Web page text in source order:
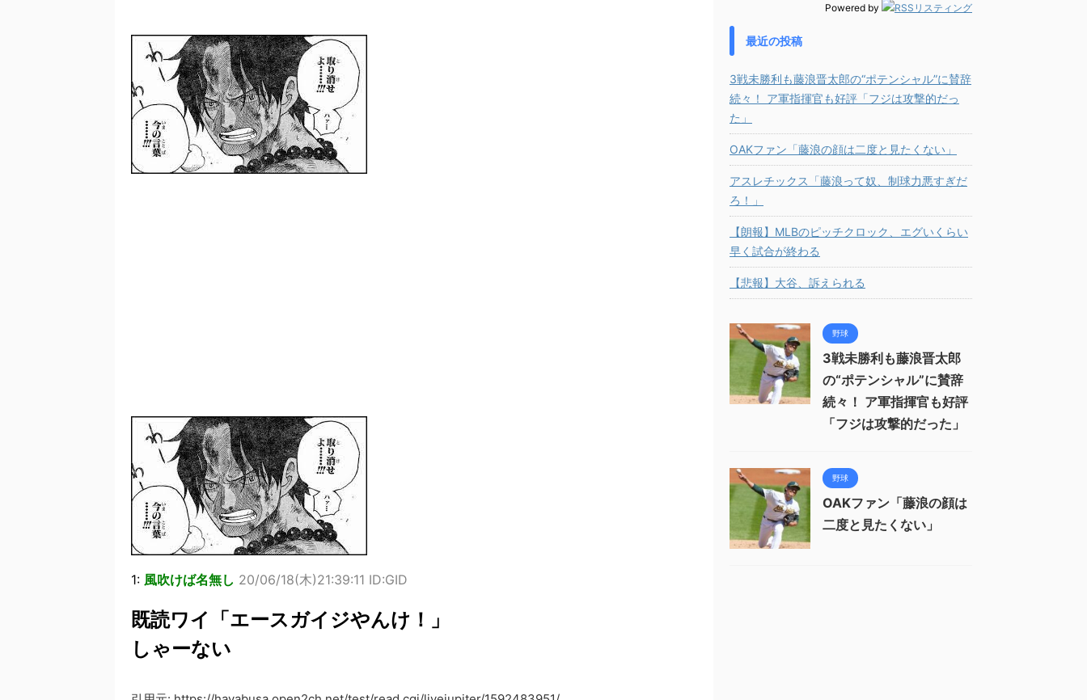
1: 風吹けば名無し 20/06/18(木)21:39:11 ID:GID
既読ワイ「エースガイジやんけ！」
しゃーない
Powered by
最近の投稿
3戦未勝利も藤浪晋太郎の“ポテンシャル”に賛辞
続々！ ア軍指揮官も好評「フジは攻撃的だっ
た」
OAKファン「藤浪の顔は二度と見たくない」
アスレチックス「藤浪って奴、制球力悪すぎだ
ろ！」
【朗報】MLBのピッチクロック、エグいくらい
早く試合が終わる
【悲報】大谷、訴えられる
野球
3戦未勝利も藤浪晋太郎
の“ポテンシャル”に賛辞
続々！ ア軍指揮官も好評
「フジは攻撃的だった」
野球
OAKファン「藤浪の顔は
二度と見たくない」